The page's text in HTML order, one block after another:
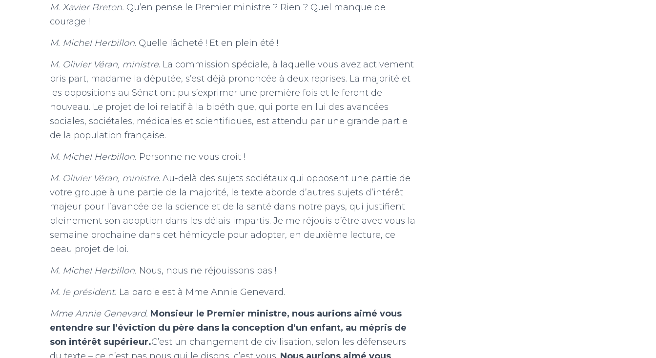
M. Xavier Breton. Qu’en pense le Premier ministre ? Rien ? Quel manque de
courage !
M. Michel Herbillon. Quelle lâcheté ! Et en plein été !
M. Olivier Véran, ministre. La commission spéciale, à laquelle vous avez activement
pris part, madame la députée, s’est déjà prononcée à deux reprises. La majorité et
les oppositions au Sénat ont pu s’exprimer une première fois et le feront de
nouveau. Le projet de loi relatif à la bioéthique, qui porte en lui des avancées
sociales, sociétales, médicales et scientifiques, est attendu par une grande partie
de la population française.
M. Michel Herbillon. Personne ne vous croit !
M. Olivier Véran, ministre. Au-delà des sujets sociétaux qui opposent une partie de
votre groupe à une partie de la majorité, le texte aborde d’autres sujets d’intérêt
majeur pour l’avancée de la science et de la santé dans notre pays, qui justifient
pleinement son adoption dans les délais impartis. Je me réjouis d’être avec vous la
semaine prochaine dans cet hémicycle pour adopter, en deuxième lecture, ce
beau projet de loi.
M. Michel Herbillon. Nous, nous ne réjouissons pas !
M. le président. La parole est à Mme Annie Genevard.
Mme Annie Genevard. Monsieur le Premier ministre, nous aurions aimé vous
entendre sur l’éviction du père dans la conception d’un enfant, au mépris de
son intérêt supérieur.C’est un changement de civilisation, selon les défenseurs
du texte – ce n’est pas nous qui le disons, c’est vous. Nous aurions aimé vous